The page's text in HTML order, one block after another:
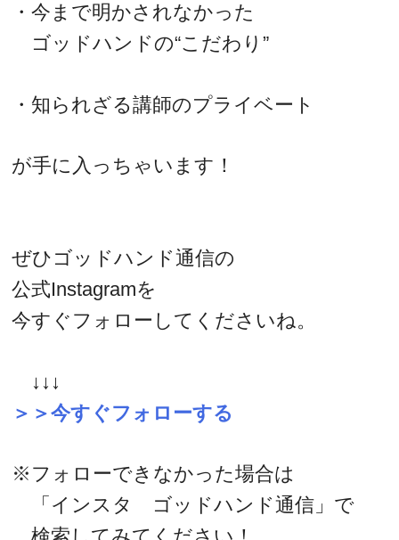
・今まで明かされなかった
ゴッドハンドの“こだわり”
・知られざる講師のプライベート
が手に入っちゃいます！
ぜひゴッドハンド通信の
公式Instagramを
今すぐフォローしてくださいね。
↓↓↓
＞＞今すぐフォローする
※フォローできなかった場合は
「インスタ ゴッドハンド通信」で